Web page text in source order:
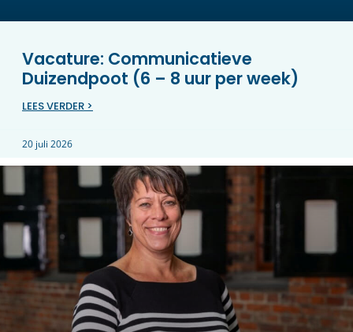
Vacature: Communicatieve
Duizendpoot (6 – 8 uur per week)
LEES VERDER >
20 juli 2026